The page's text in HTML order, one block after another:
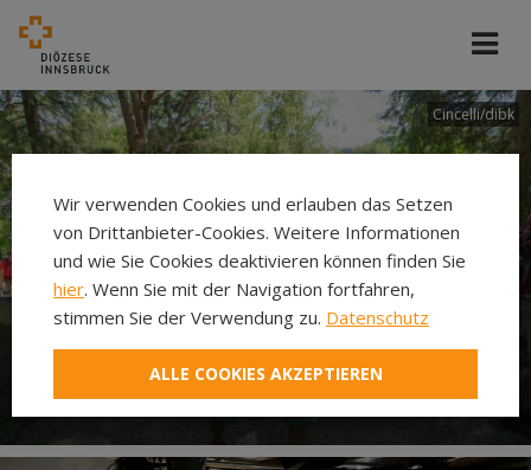
Cincelli/dibk
Neuer Pilgerweg Via
Laudato si’
Wir verwenden Cookies und erlauben das Setzen
von Drittanbieter-Cookies. Weitere Informationen
und wie Sie Cookies deaktivieren können finden Sie
hier. Wenn Sie mit der Navigation fortfahren,
stimmen Sie der Verwendung zu. Datenschutz
ALLE COOKIES AKZEPTIEREN